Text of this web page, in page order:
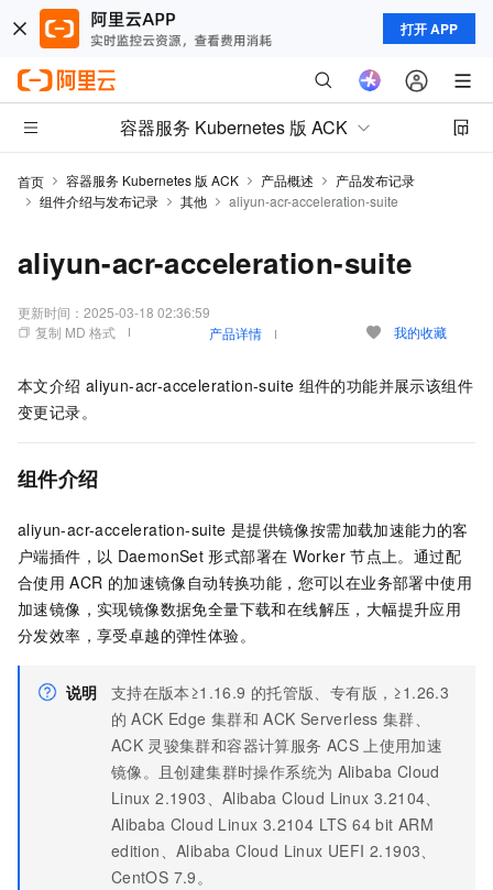
打开 APP
容器服务 Kubernetes 版 ACK
首页 容器服务 Kubernetes 版 ACK 产品概述
产品发布记录
组件介绍与发布记录
其他 aliyun-acr-acceleration-suite
aliyun-acr-acceleration-suite
更新时间： 2025-03-18 02:36:59
复制 MD 格式
产品详情 我的收藏
本文介绍 aliyun-acr-acceleration-suite 组件的功能并展示该组件
变更记录。
组件介绍
aliyun-acr-acceleration-suite 是提供镜像按需加载加速能力的客
户端插件，以 DaemonSet 形式部署在 Worker 节点上。通过配
合使用 ACR 的加速镜像自动转换功能，您可以在业务部署中使用
加速镜像，实现镜像数据免全量下载和在线解压，大幅提升应用
分发效率，享受卓越的弹性体验。
说明 支持在版本≥1.16.9 的托管版、专有版，≥1.26.3
的 ACK Edge 集群和 ACK Serverless 集群、
ACK 灵骏集群和容器计算服务 ACS 上使用加速
镜像。且创建集群时操作系统为 Alibaba Cloud
Linux 2.1903、Alibaba Cloud Linux 3.2104、
Alibaba Cloud Linux 3.2104 LTS 64 bit ARM
edition、Alibaba Cloud Linux UEFI 2.1903、
CentOS 7.9。